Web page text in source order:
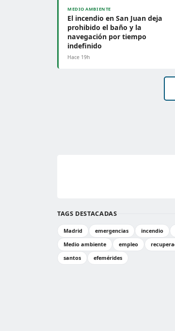
MEDIO AMBIENTE
El incendio en San Juan deja
prohibido el baño y la
navegación por tiempo
indefinido
Hace 19h
TAGS DESTACADAS
Madrid emergencias incendio
Medio ambiente
empleo
santos
efemérides